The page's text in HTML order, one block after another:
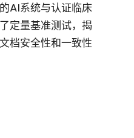
AI系统与认证临床
定量基准测试，揭
档安全性和一致性